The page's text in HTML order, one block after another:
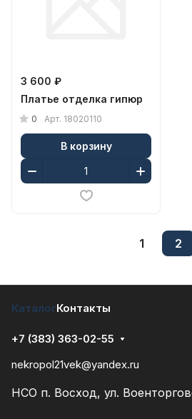
3 600 ₽
Платье отделка гипюр
0 Арт. 18020110
В корзину
1 2
КаталогКонтакты
+7 (383) 363-02-55
nekropol21vek@yandex.ru
НСО п. Восход, ул.